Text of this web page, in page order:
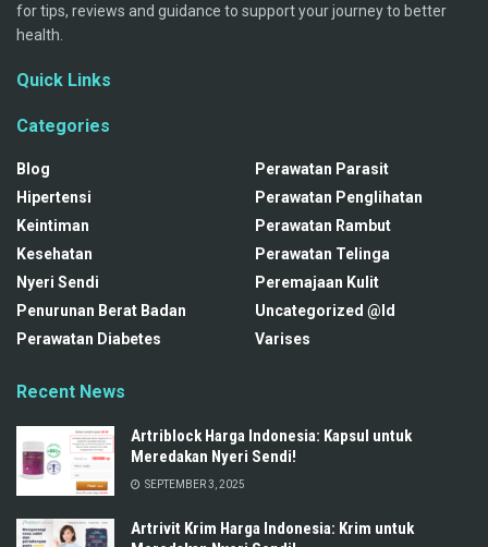
for tips, reviews and guidance to support your journey to better
health.
Quick Links
Categories
Blog
Hipertensi
Keintiman
Kesehatan
Nyeri Sendi
Penurunan Berat Badan
Perawatan Diabetes
Perawatan Parasit
Perawatan Penglihatan
Perawatan Rambut
Perawatan Telinga
Peremajaan Kulit
Uncategorized @id
Varises
Recent News
Artriblock Harga Indonesia: Kapsul untuk
Meredakan Nyeri Sendi!
SEPTEMBER 3, 2025
Artrivit Krim Harga Indonesia: Krim untuk